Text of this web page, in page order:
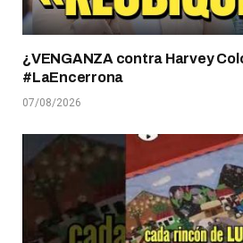
¿VENGANZA contra Harvey
#LaEncerrona
07/08/2026